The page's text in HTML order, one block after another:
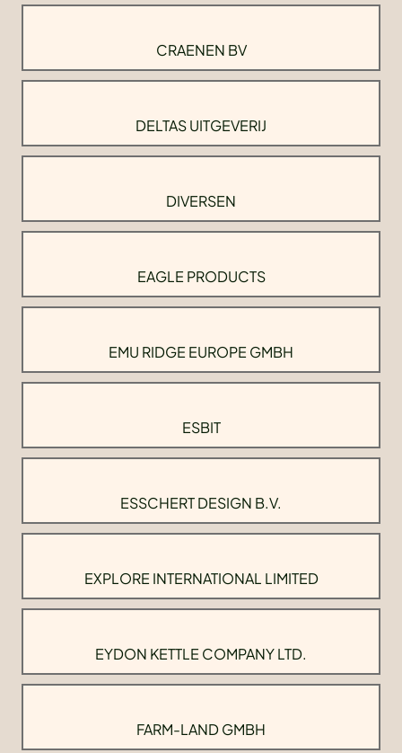
CRAENEN BV
DELTAS UITGEVERIJ
DIVERSEN
EAGLE PRODUCTS
EMU RIDGE EUROPE GMBH
ESBIT
ESSCHERT DESIGN B.V.
EXPLORE INTERNATIONAL LIMITED
EYDON KETTLE COMPANY LTD.
FARM-LAND GMBH